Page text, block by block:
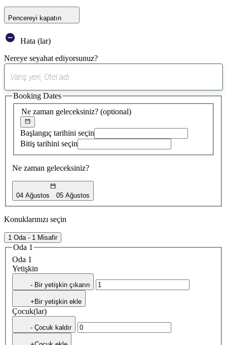
Pencereyi kapatın
Hata (lar)
Nereye seyahat ediyorsunuz?
öneri
bulundu
Ne zaman geleceksiniz? (optional)
Başlangıç tarihini seçin
Bitiş tarihini seçin
Ne zaman geleceksiniz?
04 Ağustos 05 Ağustos
Booking Dates
Konuklarınızı seçin
1 Oda - 1 Misafir
Oda 1
Oda 1
Yetişkin
- Bir yetişkin çıkarın
+Bir yetişkin ekle
Çocuk(lar)
- Çocuk kaldır